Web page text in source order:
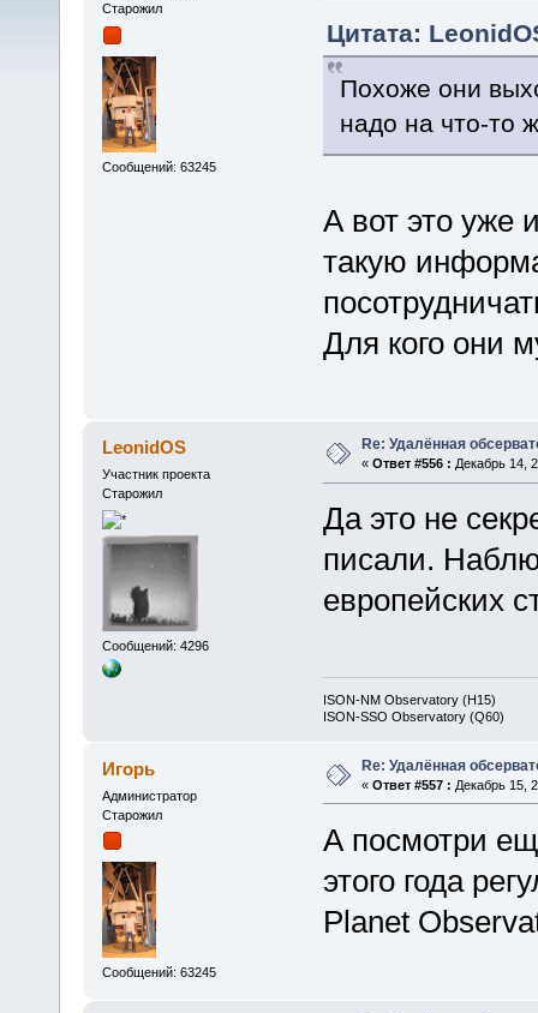
Старожил
Сообщений: 63245
Цитата:
Похоже они
надо на что-то
А вот это уже
такую
Для кого они
LeonidOS
Участник проекта
Старожил
Сообщений: 4296
Re: Удалённая
« Ответ #556 : Декабрь 14,
Да это не
писали.
европейских
ISON-NM Observatory (H15)
ISON-SSO Observatory (Q60)
Игорь
Администратор
Старожил
Сообщений: 63245
Re: Удалённая
« Ответ #557 : Декабрь 15,
А посмотри
этого года
Planet